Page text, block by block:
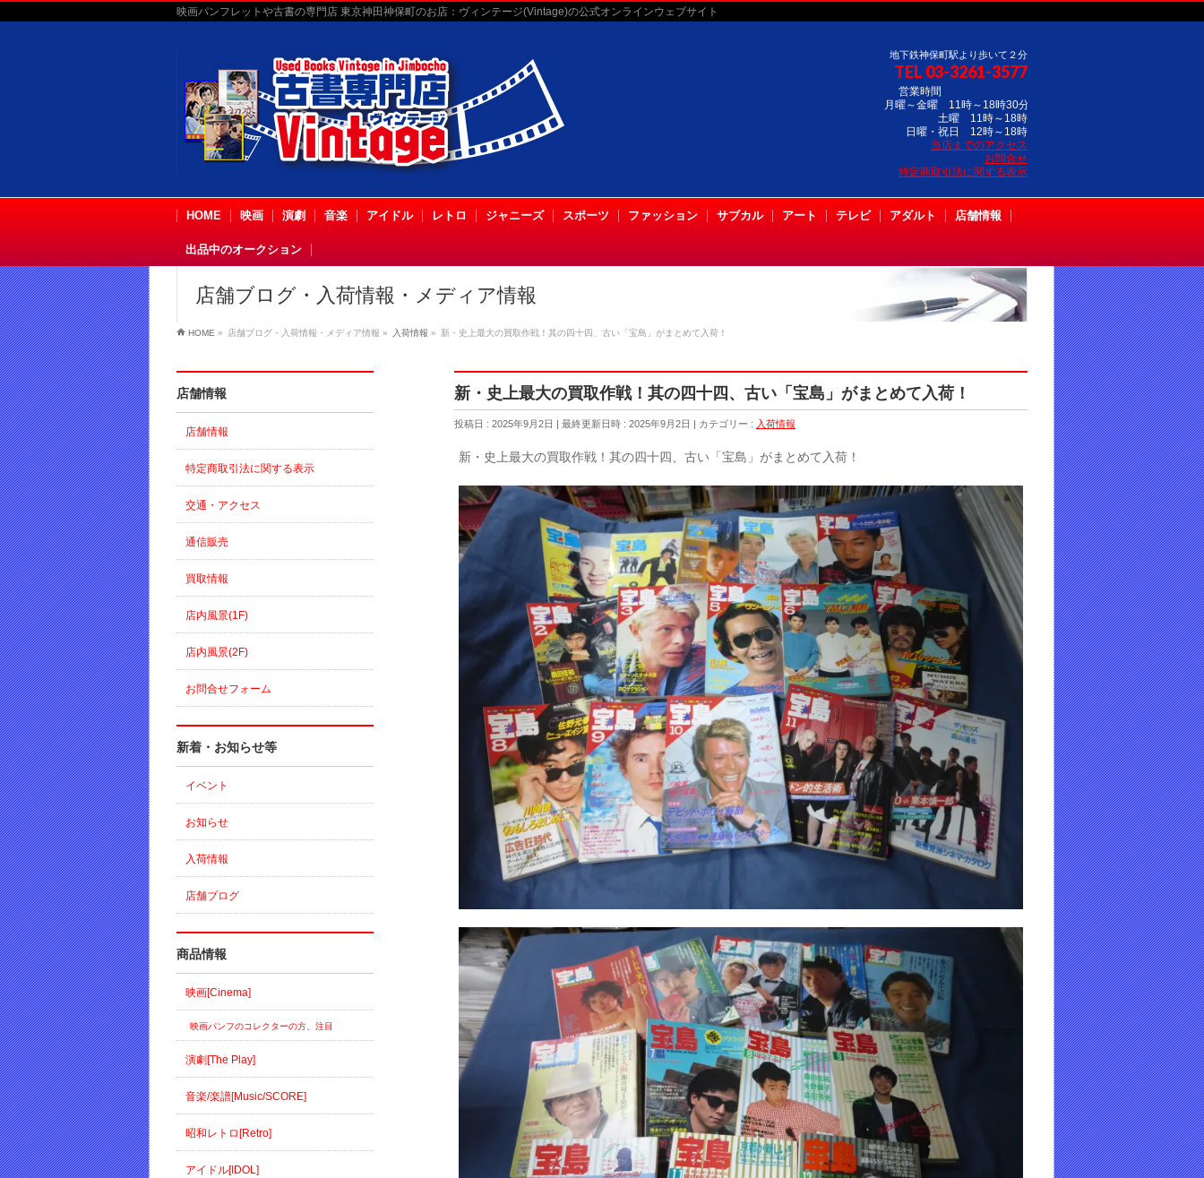
映画パンフレットや古書の専門店 東京神田神保町のお店：ヴィンテージ(Vintage)の公式オンラインウェブサイト
地下鉄神保町駅より歩いて２分
TEL 03-3261-3577
営業時間
月曜～金曜 11時～18時30分
土曜 11時～18時
日曜・祝日 12時～18時
当店までのアクセス
お問合せ
特定商取引法に関する表示
HOME 映画 演劇 音楽 アイドル レトロ ジャニーズ スポーツ ファッション サブカル アート テレビ アダルト 店舗情報
出品中のオークション
店舗ブログ・入荷情報・メディア情報
HOME » 店舗ブログ・入荷情報・メディア情報 » 入荷情報 » 新・史上最大の買取作戦！其の四十四、古い「宝島」がまとめて入荷！
新・史上最大の買取作戦！其の四十四、古い「宝島」がまとめて入荷！
投稿日 : 2025年9月2日 最終更新日時 : 2025年9月2日 カテゴリー : 入荷情報
新・史上最大の買取作戦！其の四十四、古い「宝島」がまとめて入荷！
店舗情報
店舗情報
特定商取引法に関する表示
交通・アクセス
通信販売
買取情報
店内風景(1F)
店内風景(2F)
お問合せフォーム
新着・お知らせ等
イベント
お知らせ
入荷情報
店舗ブログ
商品情報
映画[Cinema]
映画パンフのコレクターの方、注目
演劇[The Play]
音楽/楽譜[Music/SCORE]
昭和レトロ[Retro]
アイドル[IDOL]